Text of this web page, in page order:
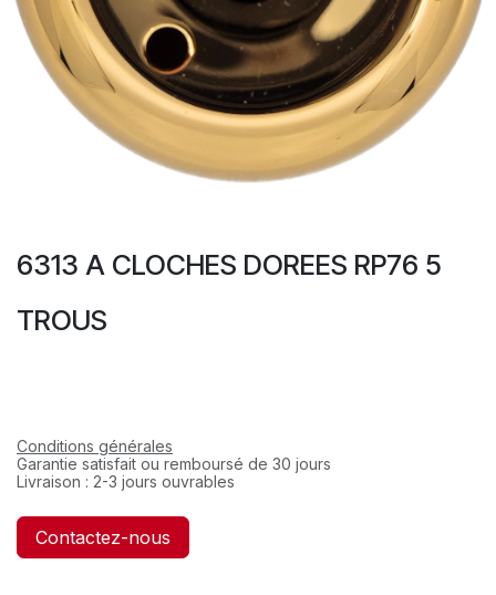
6313 A CLOCHES DOREES RP76 5
TROUS
Conditions générales
Garantie satisfait ou remboursé de 30 jours
Livraison : 2-3 jours ouvrables
Contactez-nous